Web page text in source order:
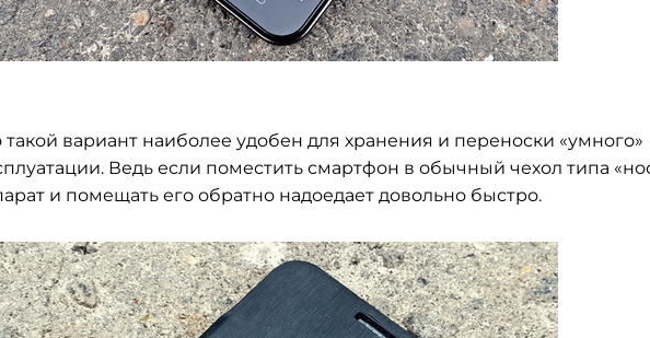
вариант наиболее удобен для хранения и переноски «умного»
Ведь если поместить смартфон в обычный чехол типа
и помещать его обратно надоедает довольно быстро.